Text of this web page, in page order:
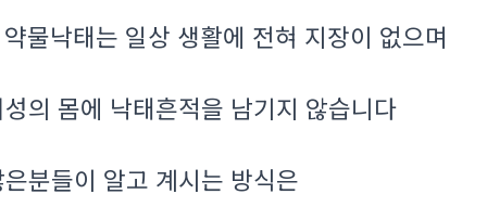
약물낙태는 일상 생활에 전혀 지장이 없으며
의 몸에 낙태흔적을 남기지 않습니다
분들이 알고 계시는 방식은